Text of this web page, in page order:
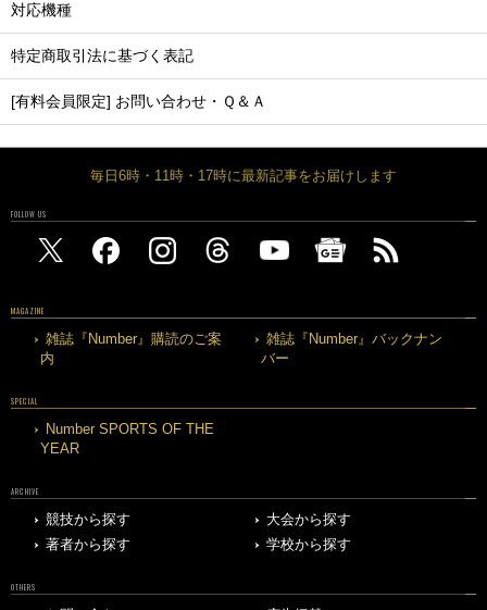
対応機種
特定商取引法に基づく表記
[有料会員限定] お問い合わせ・Ｑ＆Ａ
毎日6時・11時・17時に最新記事をお届けします
FOLLOW US
MAGAZINE
雑誌『Number』購読のご案
内
雑誌『Number』バックナン
バー
SPECIAL
Number SPORTS OF THE
YEAR
ARCHIVE
競技から探す
大会から探す
著者から探す
学校から探す
OTHERS